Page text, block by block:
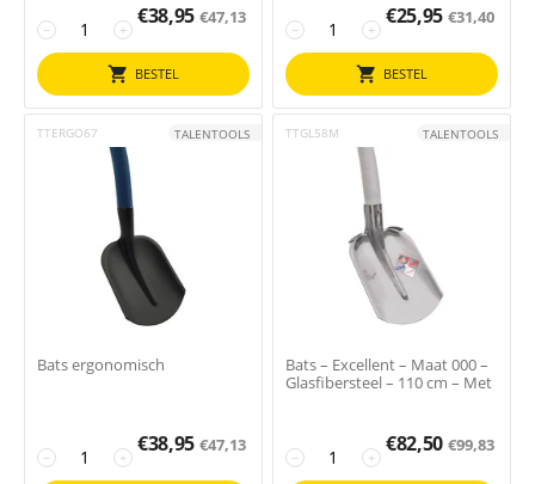
+
−
€38,95 €47,13
BESTEL
+
−
€25,95 €31,40
BESTEL
TTERGO67 TALENTOOLS
Bats ergonomisch
+
−
€38,95 €47,13
TTGL58M TALENTOOLS
Bats – Excellent – Maat 000 –
Glasfibersteel – 110 cm – Met
+
−
€82,50 €99,83